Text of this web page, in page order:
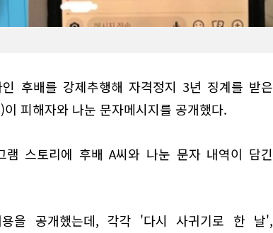
후배를 강제추행해 자격정지 3년 징계를 받은
피해자와 나눈 문자메시지를 공개했다.
스토리에 후배 A씨와 나눈 문자 내역이 담긴
을 공개했는데, 각각 '다시 사귀기로 한 날',